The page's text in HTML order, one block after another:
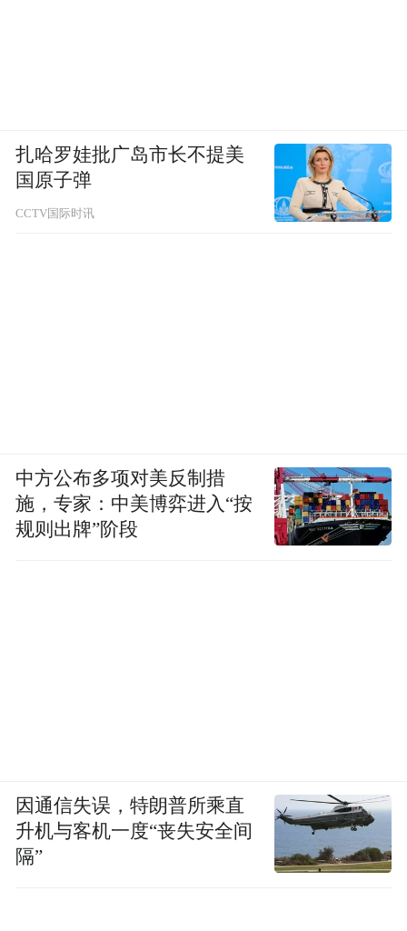
扎哈罗娃批广岛市长不提美
国原子弹
CCTV国际时讯
中方公布多项对美反制措
施，专家：中美博弈进入“按
规则出牌”阶段
因通信失误，特朗普所乘直
升机与客机一度“丧失安全间
隔”